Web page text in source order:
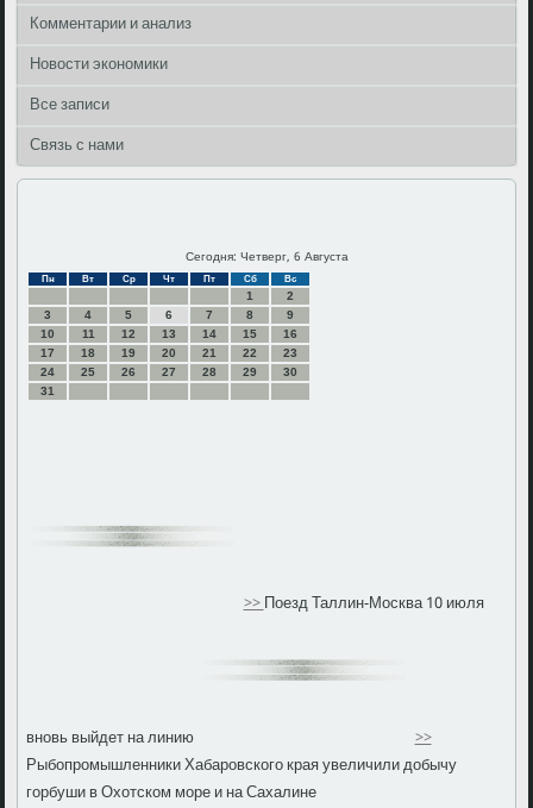
Комментарии и анализ
Новости экономики
Все записи
Связь с нами
Сегодня: Четверг, 6 Августа
Пн Вт Ср Чт Пт Сб Вс
1
2
3
4 5 6 7 8
9
10
11 12 13 14 15
16
17
18 19 20 21 22
23
24
25 26 27 28 29
30
31
>>Поезд Таллин-Москва 10 июля
вновь выйдет на линию
>>
Рыбопромышленники Хабаровского края увеличили добычу
горбуши в Охотском море и на Сахалине